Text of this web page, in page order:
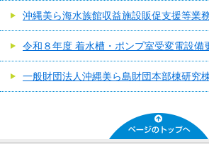
沖縄美ら海水族館収益施設販促支援等業
令和８年度 着水槽・ポンプ室受変電設備
一般財団法人沖縄美ら島財団本部棟研究